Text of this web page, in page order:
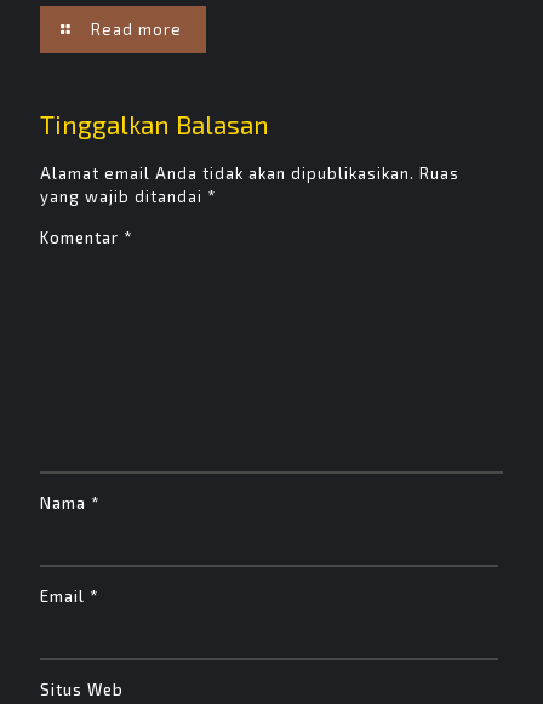
Read more
Tinggalkan Balasan
Alamat email Anda tidak akan dipublikasikan. Ruas
yang wajib ditandai *
Komentar *
Nama *
Email *
Situs Web